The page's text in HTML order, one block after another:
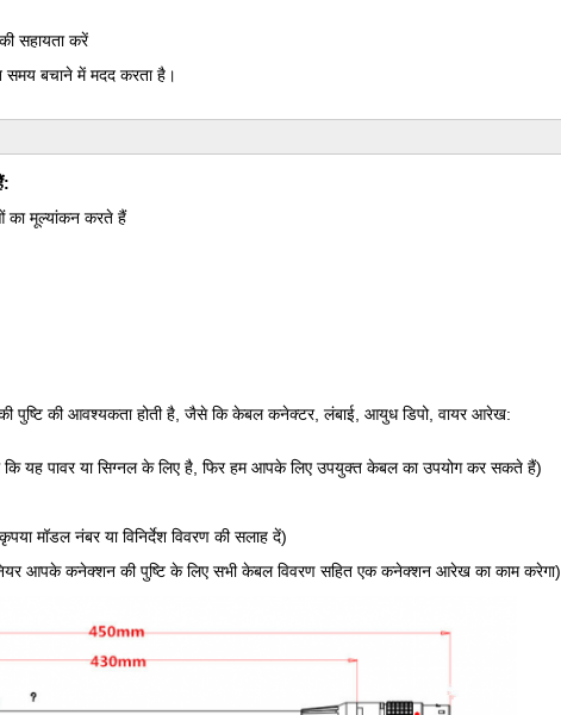
सहायता करें
बचाने में मदद करता है।
का मूल्यांकन करते हैं
पुष्टि की आवश्यकता होती है, जैसे कि केबल कनेक्टर, लंबाई, आयुध डिपो, वायर आरेख:
कि यह पावर या सिग्नल के लिए है, फिर हम आपके लिए उपयुक्त केबल का उपयोग कर सकते हैं)
मॉडल नंबर या विनिर्देश विवरण की सलाह दें)
आपके कनेक्शन की पुष्टि के लिए सभी केबल विवरण सहित एक कनेक्शन आरेख का काम करेगा)